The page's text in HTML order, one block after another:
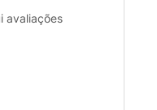
avaliações